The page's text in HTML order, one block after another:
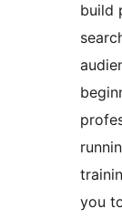
build
you